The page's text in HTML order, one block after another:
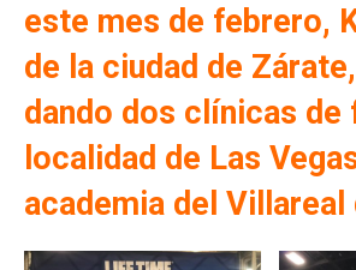
este mes de febrero,
de la ciudad de
dando dos clínicas de
localidad de Las
academia del Villareal